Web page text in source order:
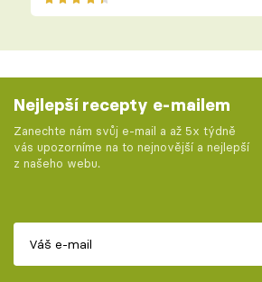
Nejlepší recepty e-mailem
Zanechte nám svůj e-mail a až 5x týdně
vás upozorníme na to nejnovější a nejlepší
z našeho webu.